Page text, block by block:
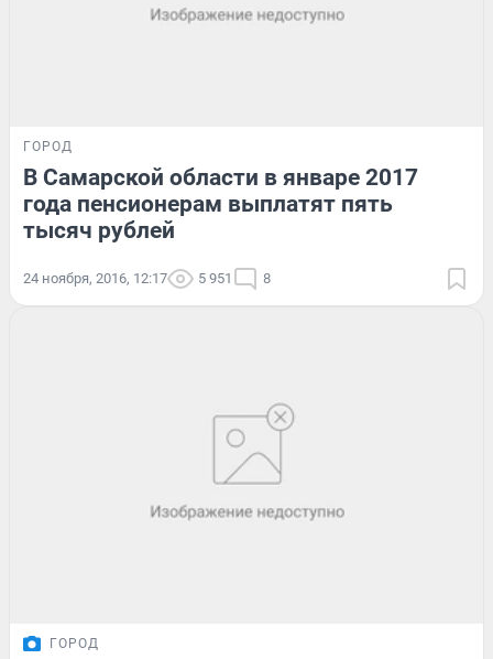
ГОРОД
В Самарской области в январе 2017
года пенсионерам выплатят пять
тысяч рублей
24 ноября, 2016, 12:17 5 951 8
ГОРОД